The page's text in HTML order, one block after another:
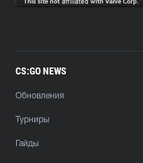
CS:GO NEWS
Обновления
Турниры
Гайды